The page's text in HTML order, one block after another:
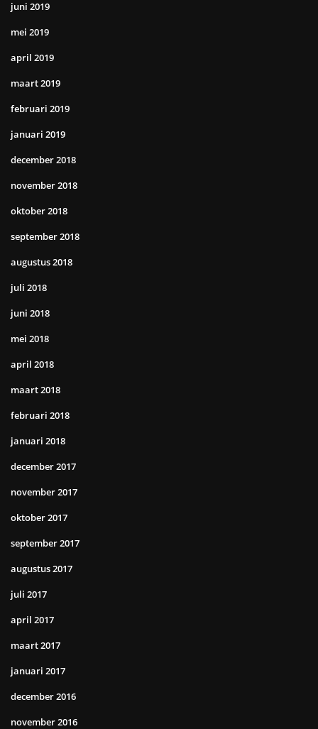
juni 2019
mei 2019
april 2019
maart 2019
februari 2019
januari 2019
december 2018
november 2018
oktober 2018
september 2018
augustus 2018
juli 2018
juni 2018
mei 2018
april 2018
maart 2018
februari 2018
januari 2018
december 2017
november 2017
oktober 2017
september 2017
augustus 2017
juli 2017
april 2017
maart 2017
januari 2017
december 2016
november 2016